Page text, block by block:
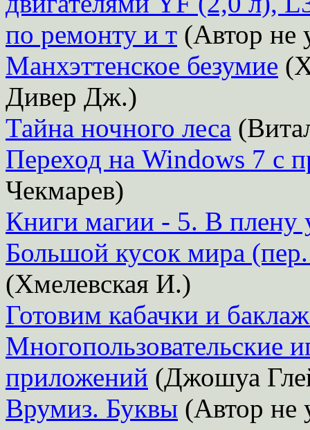
по ремонту и т (Автор не
Манхэттенское безумие
Дивер Дж.)
Тайна ночного леса
Переход на Windows 7 с
Чекмарев)
Книги магии - 5. В плену
Большой кусок мира
(Хмелевская И.)
Готовим кабачки и
Многопользовательские
приложений (Джошуа
Врумиз. Буквы (Автор не